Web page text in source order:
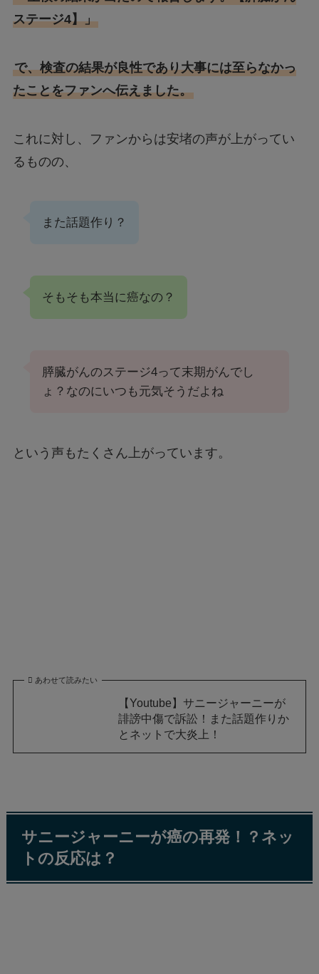
ステージ4】」
で、検査の結果が良性であり大事には至らなかっ
たことをファンへ伝えました。
これに対し、ファンからは安堵の声が上がってい
るものの、
また話題作り？
そもそも本当に癌なの？
膵臓がんのステージ4って末期がんでし
ょ？なのにいつも元気そうだよね
という声もたくさん上がっています。
あわせて読みたい
【Youtube】サニージャーニーが
誹謗中傷で訴訟！また話題作りか
とネットで大炎上！
サニージャーニーが癌の再発！？ネッ
トの反応は？